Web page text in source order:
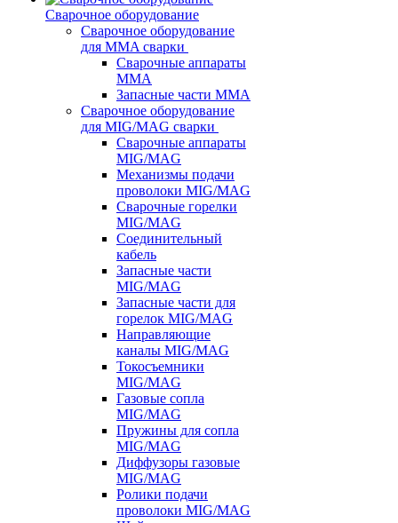
Сварочное оборудование
Сварочное оборудование
для MMA сварки
Сварочные аппараты
MMA
Запасные части MMA
Сварочное оборудование
для MIG/MAG сварки
Сварочные аппараты
MIG/MAG
Механизмы подачи
проволоки MIG/MAG
Сварочные горелки
MIG/MAG
Соединительный
кабель
Запасные части
MIG/MAG
Запасные части для
горелок MIG/MAG
Направляющие
каналы MIG/MAG
Токосъемники
MIG/MAG
Газовые сопла
MIG/MAG
Пружины для сопла
MIG/MAG
Диффузоры газовые
MIG/MAG
Ролики подачи
проволоки MIG/MAG